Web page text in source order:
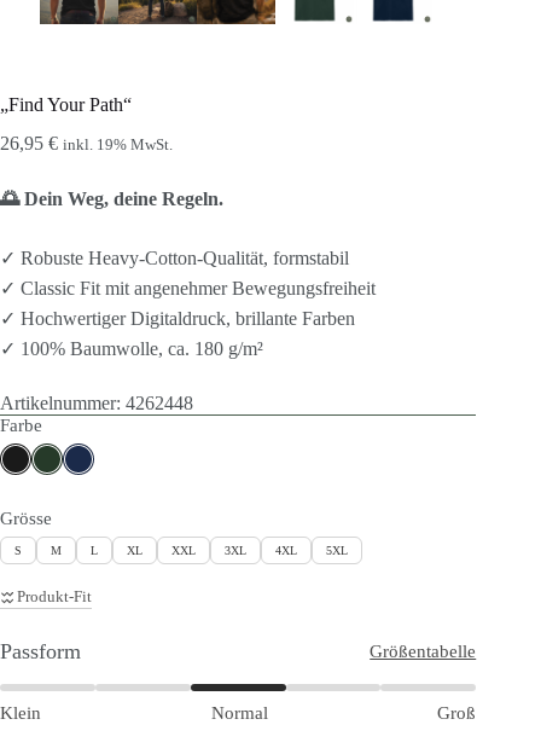
„Find Your Path“
26,95 € inkl. 19% MwSt.
🌅 Dein Weg, deine Regeln.
✓ Robuste Heavy-Cotton-Qualität, formstabil
✓ Classic Fit mit angenehmer Bewegungsfreiheit
✓ Hochwertiger Digitaldruck, brillante Farben
✓ 100% Baumwolle, ca. 180 g/m²
Artikelnummer: 4262448
Farbe
Grösse
S M L XL XXL 3XL 4XL 5XL
Produkt-Fit
Passform Größentabelle
Klein Normal Groß